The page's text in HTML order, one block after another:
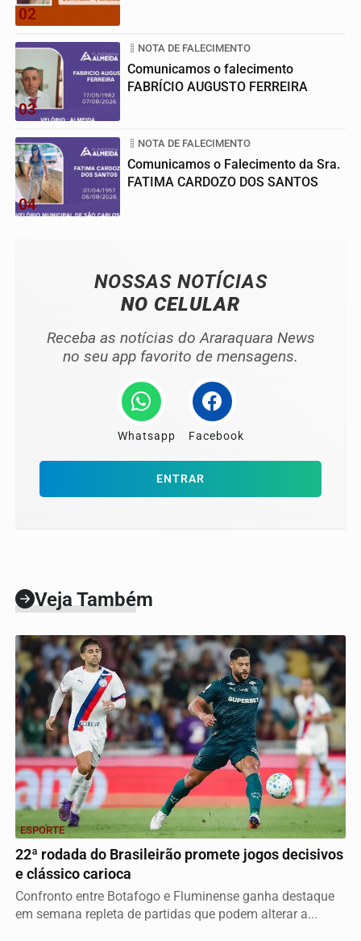
02
03
NOTA DE FALECIMENTO
Comunicamos o falecimento
FABRÍCIO AUGUSTO FERREIRA
04
NOTA DE FALECIMENTO
Comunicamos o Falecimento da Sra.
FATIMA CARDOZO DOS SANTOS
NOSSAS NOTÍCIAS
NO CELULAR
Receba as notícias do Araraquara News
no seu app favorito de mensagens.
Whatsapp Facebook
ENTRAR
Veja Também
ESPORTE
22ª rodada do Brasileirão promete jogos decisivos
e clássico carioca
Confronto entre Botafogo e Fluminense ganha destaque
em semana repleta de partidas que podem alterar a...